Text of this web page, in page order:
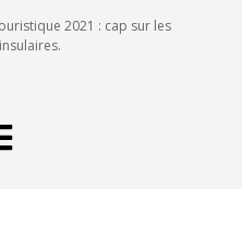
2021 : cap sur les